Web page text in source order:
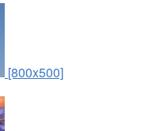
[800x500]